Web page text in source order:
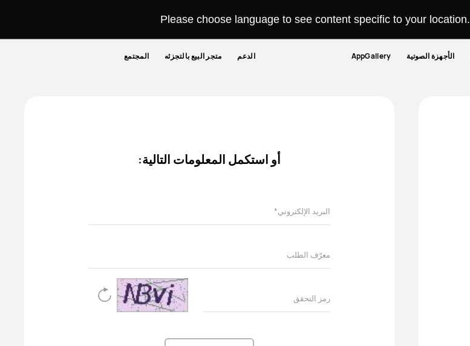
Please choose language to see content specific to your location.
الأجهزة الصوتية AppGallery الدعم متجر البيع بالتجزئه المجتمع
أو استكمل المعلومات التالية: